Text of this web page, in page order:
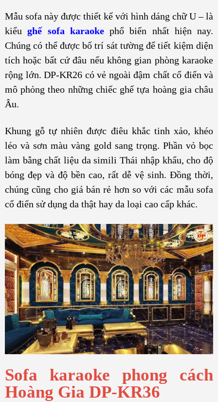
Mẫu sofa này được thiết kế với hình dáng chữ U – là
kiểughế sofa karaokephổ biến nhất hiện nay.
Chúng có thể được bố trí sát tường để tiết kiệm diện
tích hoặc bất cứ đâu nếu không gian phòng karaoke
rộng lớn. DP-KR26 có vẻ ngoài đậm chất cổ điển và
mô phỏng theo những chiếc ghế tựa hoàng gia châu
Âu.
Khung gỗ tự nhiên được điêu khắc tinh xảo, khéo
léo và sơn màu vàng gold sang trọng. Phần vỏ bọc
làm bằng chất liệu da simili Thái nhập khẩu, cho độ
bóng đẹp và độ bền cao, rất dễ vệ sinh. Đồng thời,
chúng cũng cho giá bán rẻ hơn so với các mẫu sofa
cổ điển sử dụng da thật hay da loại cao cấp khác.
Sofa karaoke phong cách
Hoàng Gia DP-KR36